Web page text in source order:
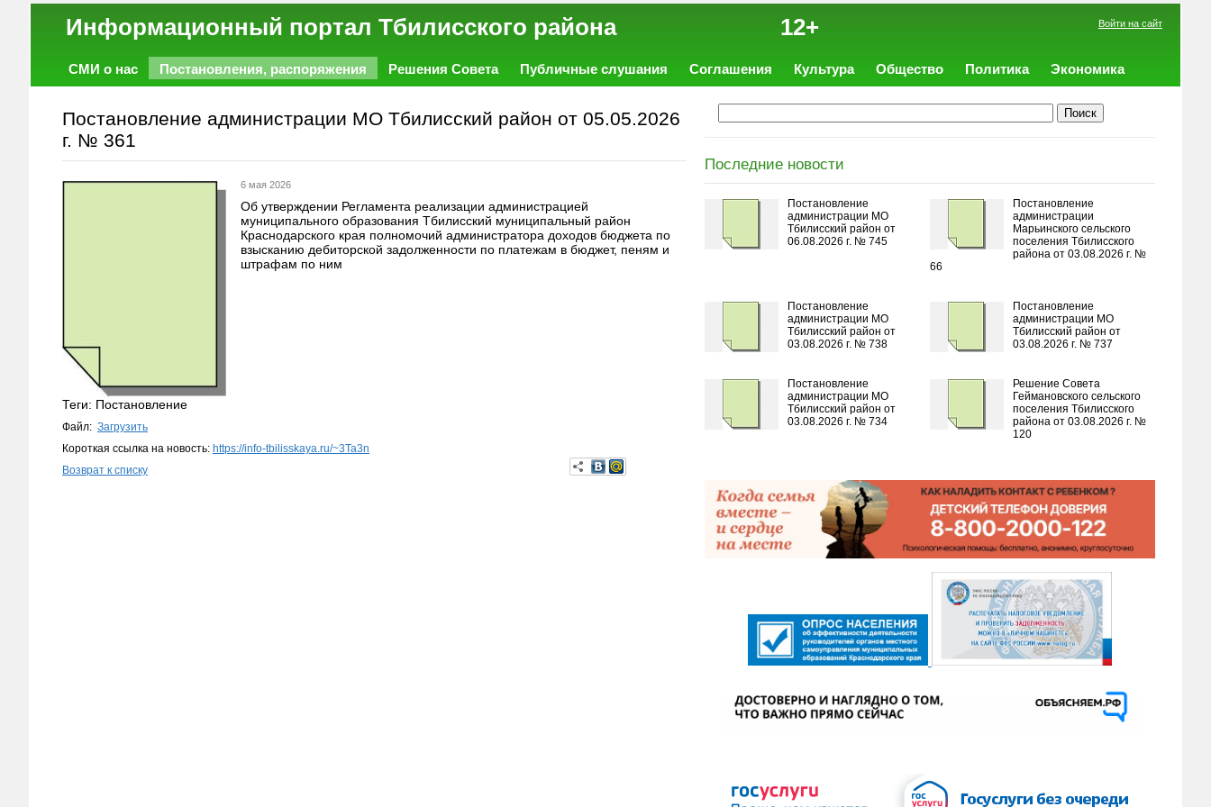
Информационный портал Тбилисского района 12+ Войти на сайт
СМИ о нас Постановления, распоряжения Решения Совета Публичные слушания Соглашения Культура Общество Политика
Экономика
Постановление администрации МО Тбилисский район от 05.05.2026
г. № 361
6 мая 2026
Об утверждении Регламента реализации администрацией
муниципального образования Тбилисский муниципальный район
Краснодарского края полномочий администратора доходов бюджета по
взысканию дебиторской задолженности по платежам в бюджет, пеням и
штрафам по ним
Теги: Постановление
Файл: Загрузить
Короткая ссылка на новость: https://info-tbilisskaya.ru/~3Ta3n
Возврат к списку
Последние новости
Постановление
администрации МО
Тбилисский район от
06.08.2026 г. № 745
Постановление
администрации
Марьинского сельского
поселения Тбилисского
района от 03.08.2026 г. №
66
Постановление
администрации МО
Тбилисский район от
03.08.2026 г. № 738
Постановление
администрации МО
Тбилисский район от
03.08.2026 г. № 737
Постановление
администрации МО
Тбилисский район от
03.08.2026 г. № 734
Решение Совета
Геймановского сельского
поселения Тбилисского
района от 03.08.2026 г. №
120